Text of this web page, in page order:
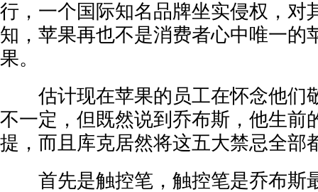
行，一个国际知名品牌坐实侵权，对
知，苹果再也不是消费者心中唯一的
果。
估计现在苹果的员工在怀念他们
不一定，但既然说到乔布斯，他生前
提，而且库克居然将这五大禁忌全部
首先是触控笔，触控笔是乔布斯